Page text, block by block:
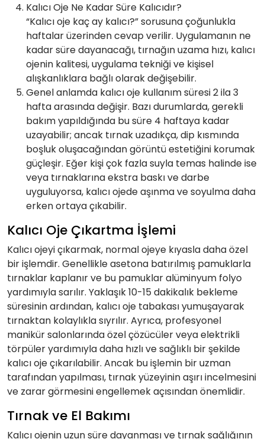
Kalıcı Oje Ne Kadar Süre Kalıcıdır?
“Kalıcı oje kaç ay kalıcı?” sorusuna çoğunlukla
haftalar üzerinden cevap verilir. Uygulamanın ne
kadar süre dayanacağı, tırnağın uzama hızı, kalıcı
ojenin kalitesi, uygulama tekniği ve kişisel
alışkanlıklara bağlı olarak değişebilir.
Genel anlamda kalıcı oje kullanım süresi 2 ila 3
hafta arasında değişir. Bazı durumlarda, gerekli
bakım yapıldığında bu süre 4 haftaya kadar
uzayabilir; ancak tırnak uzadıkça, dip kısmında
boşluk oluşacağından görüntü estetiğini korumak
güçleşir. Eğer kişi çok fazla suyla temas halinde ise
veya tırnaklarına ekstra baskı ve darbe
uyguluyorsa, kalıcı ojede aşınma ve soyulma daha
erken ortaya çıkabilir.
Kalıcı Oje Çıkartma İşlemi
Kalıcı ojeyi çıkarmak, normal ojeye kıyasla daha özel
bir işlemdir. Genellikle asetona batırılmış pamuklarla
tırnaklar kaplanır ve bu pamuklar alüminyum folyo
yardımıyla sarılır. Yaklaşık 10-15 dakikalık bekleme
süresinin ardından, kalıcı oje tabakası yumuşayarak
tırnaktan kolaylıkla sıyrılır. Ayrıca, profesyonel
manikür salonlarında özel çözücüler veya elektrikli
törpüler yardımıyla daha hızlı ve sağlıklı bir şekilde
kalıcı oje çıkarılabilir. Ancak bu işlemin bir uzman
tarafından yapılması, tırnak yüzeyinin aşırı incelmesini
ve zarar görmesini engellemek açısından önemlidir.
Tırnak ve El Bakımı
Kalıcı ojenin uzun süre dayanması ve tırnak sağlığının